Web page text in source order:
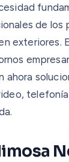
de los
exteriores.
ahora